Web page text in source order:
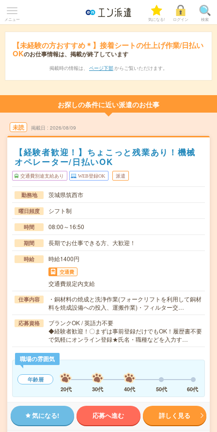
メニュー 気になる! ログイン 検索
【未経験の方おすすめ＊】接着シートの仕上げ作業/日払い
OKのお仕事情報は、掲載が終了しています
掲載時の情報は、 ページ下部 からご覧いただけます。
お探しの条件に近い派遣のお仕事
未読 掲載日 2026/08/09
【経験者歓迎！】ちょこっと残業あり！機械
オペレーター/日払いOK
交通費別途支給あり WEB登録OK 派遣
勤務地 茨城県筑西市
曜日頻度 シフト制
時間 08:00～16:50
期間 長期でお仕事できる方、大歓迎！
時給 時給1400円
交通費
交通費規定内支給
仕事内容
・銅材料の焼成と洗浄作業(フォークリフトを利用して銅材
料を焼成設備への投入、運搬作業)・フィルター交…
応募資格
ブランクOK / 英語力不要
◆経験者歓迎！〇まずは事前登録だけでもOK！履歴書不要
で気軽にオンライン登録★氏名・職種などを入力す…
職場の雰囲気
年齢層
20代
30代 40代 50代 60代
気になる! 応募へ進む 詳しく見る